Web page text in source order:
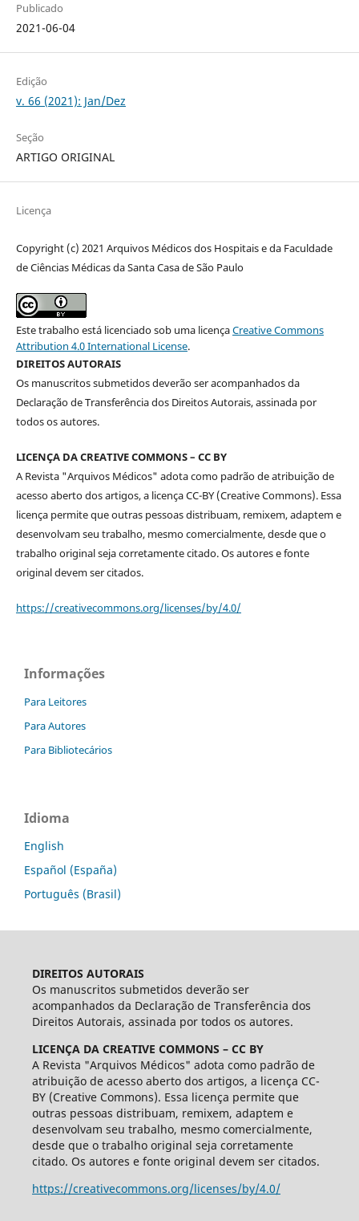
Publicado
2021-06-04
Edição
v. 66 (2021): Jan/Dez
Seção
ARTIGO ORIGINAL
Licença
Copyright (c) 2021 Arquivos Médicos dos Hospitais e da Faculdade
de Ciências Médicas da Santa Casa de São Paulo
Este trabalho está licenciado sob uma licençaCreative Commons
Attribution 4.0 International License.
DIREITOS AUTORAIS
Os manuscritos submetidos deverão ser acompanhados da
Declaração de Transferência dos Direitos Autorais, assinada por
todos os autores.
LICENÇA DA CREATIVE COMMONS – CC BY
A Revista "Arquivos Médicos" adota como padrão de atribuição de
acesso aberto dos artigos, a licença CC-BY (Creative Commons). Essa
licença permite que outras pessoas distribuam, remixem, adaptem e
desenvolvam seu trabalho, mesmo comercialmente, desde que o
trabalho original seja corretamente citado. Os autores e fonte
original devem ser citados.
https://creativecommons.org/licenses/by/4.0/
Informações
Para Leitores
Para Autores
Para Bibliotecários
Idioma
English
Español (España)
Português (Brasil)
DIREITOS AUTORAIS
Os manuscritos submetidos deverão ser
acompanhados da Declaração de Transferência dos
Direitos Autorais, assinada por todos os autores.
LICENÇA DA CREATIVE COMMONS – CC BY
A Revista "Arquivos Médicos" adota como padrão de
atribuição de acesso aberto dos artigos, a licença CC-
BY (Creative Commons). Essa licença permite que
outras pessoas distribuam, remixem, adaptem e
desenvolvam seu trabalho, mesmo comercialmente,
desde que o trabalho original seja corretamente
citado. Os autores e fonte original devem ser citados.
https://creativecommons.org/licenses/by/4.0/